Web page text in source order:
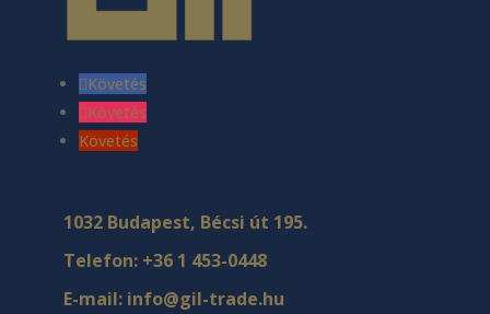
Követés
Követés
Követés
1032 Budapest, Bécsi út 195.
Telefon: +36 1 453-0448
E-mail: info@gil-trade.hu